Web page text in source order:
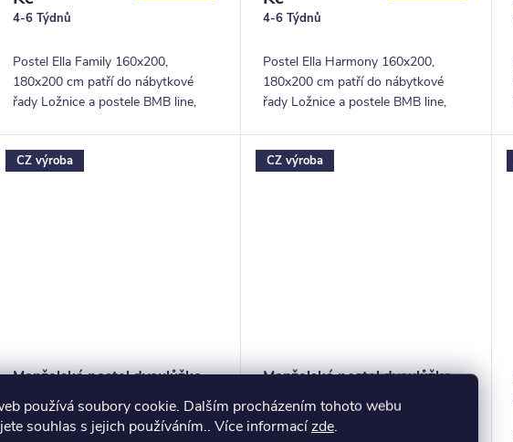
používá soubory cookie. Dalším procházením tohoto webu
souhlas s jejich používáním.. Více informacízde.
4-6 Týdnů
Postel Ella Family 160x200,
180x200 cm patří do nábytkové
řady Ložnice a postele BMB line,
designem a...
4-6 Týdnů
Postel Ella Harmony 160x200,
180x200 cm patří do nábytkové
řady Ložnice a postele BMB line,
vzdušným...
CZ výroba
Manželská postel dvoulůžko
Ella Lux, lamino, 160x200,
180x200 cm
od 13 412,40 Kč bez
CZ výroba
Manželská postel dvoulůžko
Ella Moon-oblá, lamino,
160x200, 180x200 cm
od 12 857,02 Kč bez